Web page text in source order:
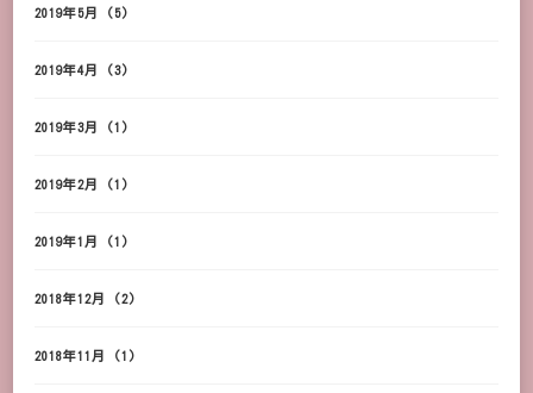
2019年5月 (5)
2019年4月 (3)
2019年3月 (1)
2019年2月 (1)
2019年1月 (1)
2018年12月 (2)
2018年11月 (1)